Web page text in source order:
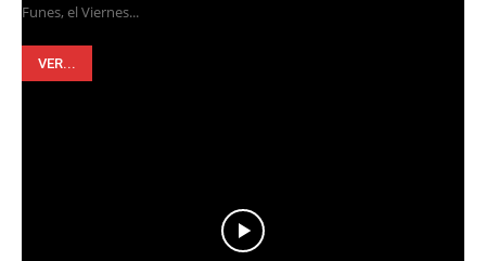
Funes, el Viernes...
VER...